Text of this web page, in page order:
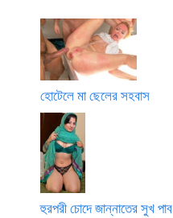
হোটেলে মা ছেলের সহবাস
হুরপরী চোদে জান্নাতের সুখ পাব